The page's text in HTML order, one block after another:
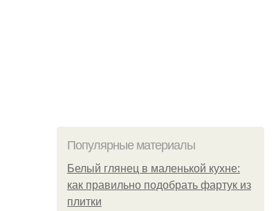
Популярные материалы
Белый глянец в маленькой кухне:
как правильно подобрать фартук из
плитки